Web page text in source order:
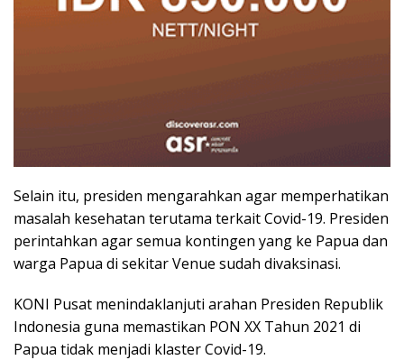
Selain itu, presiden mengarahkan agar memperhatikan
masalah kesehatan terutama terkait Covid-19. Presiden
perintahkan agar semua kontingen yang ke Papua dan
warga Papua di sekitar Venue sudah divaksinasi.
KONI Pusat menindaklanjuti arahan Presiden Republik
Indonesia guna memastikan PON XX Tahun 2021 di
Papua tidak menjadi klaster Covid-19.